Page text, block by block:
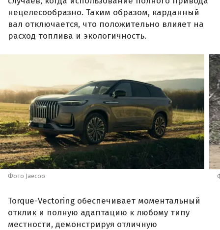
нецелесообразно. Таким образом, карданный
вал отключается, что положительно влияет на
расход топлива и экологичность.
Фото Jaecoo
Torque-Vectoring обеспечивает моментальный
отклик и полную адаптацию к любому типу
местности, демонстрируя отличную